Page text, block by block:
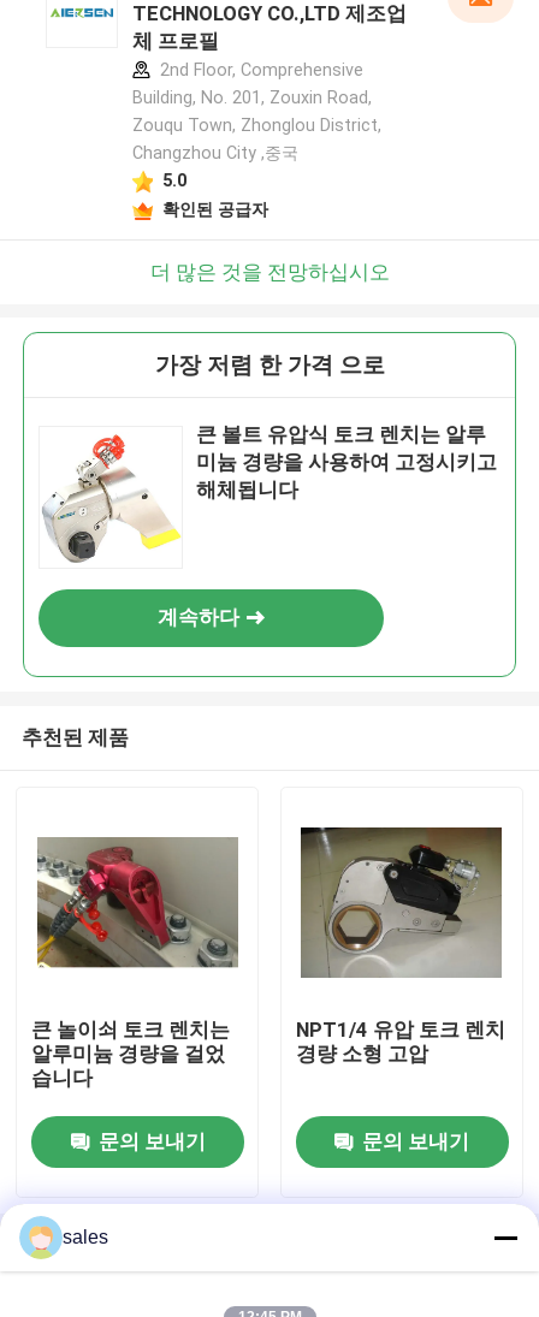
집
제품
TECHNOLOGY CO.,LTD 제조업
체 프로필
2nd Floor, Comprehensive
Building, No. 201, Zouxin Road,
Zouqu Town, Zhonglou District,
Changzhou City ,중국
5.0
확인된 공급자
더 많은 것을 전망하십시오
가장 저렴 한 가격 으로
큰 볼트 유압식 토크 렌치는 알루
미늄 경량을 사용하여 고정시키고
해체됩니다
계속하다
추천된 제품
큰 놀이쇠 토크 렌치는
알루미늄 경량을 걸었
습니다
문의 보내기
NPT1/4 유압 토크 렌치
경량 소형 고압
문의 보내기
사이트맵
Privacy Policy
sales